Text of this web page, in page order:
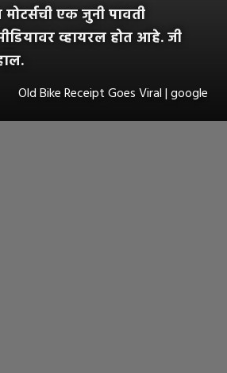
एक जुनी पावती
व्हायरल होत आहे. जी
Old Bike Receipt Goes Viral | google